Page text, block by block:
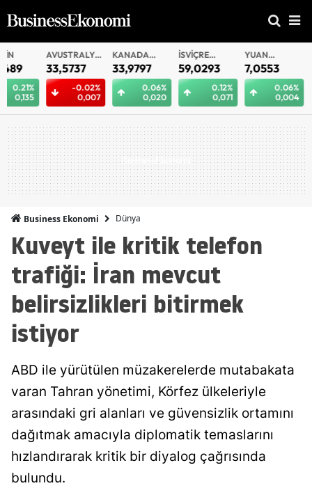
AVUSTRALYA
DOLARI
33,5737
-0.02%
0,007
KANADA
DOLARI
33,9797
0.06%
0,020
İSVIÇRE
FRANKI
59,0293
0.12%
0,071
YUAN
OFFSHORE
7,0553
0.06%
0,004
YUAN
7,0546
Business Ekonomi Dünya
Kuveyt ile kritik telefon
trafiği: İran mevcut
belirsizlikleri bitirmek
istiyor
ABD ile yürütülen müzakerelerde mutabakata
varan Tahran yönetimi, Körfez ülkeleriyle
arasındaki gri alanları ve güvensizlik ortamını
dağıtmak amacıyla diplomatik temaslarını
hızlandırarak kritik bir diyalog çağrısında
bulundu.